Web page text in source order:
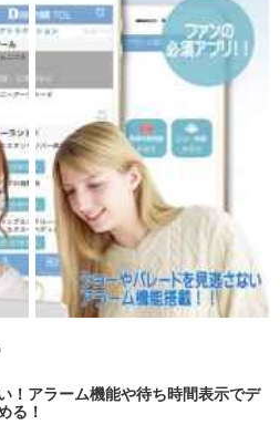
！アラーム機能や待ち時間表示でデ
る！